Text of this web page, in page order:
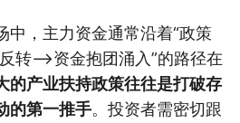
中，主力资金通常沿着“政策
转—>资金抱团涌入”的路径在
的产业扶持政策往往是打破存
的第一推手。投资者需密切跟